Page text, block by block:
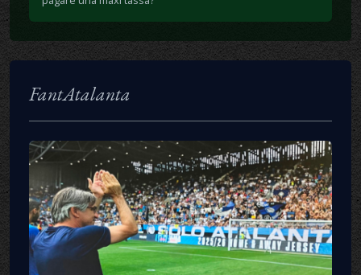
FantAtalanta